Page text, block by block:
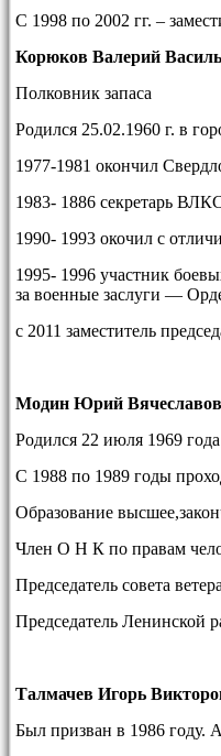
С 1998 по 2002 гг. –
Корюков Валерий
Полковник запаса
Родился 25.02.1960 г. в
1977-1981 окончил
1983- 1886 секретарь
1990- 1993 окочил с
1995- 1996 участник
за военные заслуги —
с 2011 заместитель
Модин Юрий
Родился 22 июля 1969
С 1988 по 1989 годы
Образование
Член О Н К по правам
Председатель совета
Председатель
Талмачев Игорь
Был призван в 1986 году.